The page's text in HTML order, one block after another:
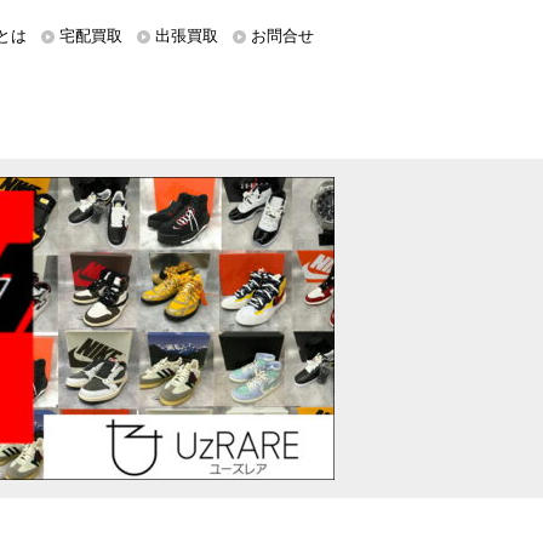
は 宅配買取 出張買取 お問合せ